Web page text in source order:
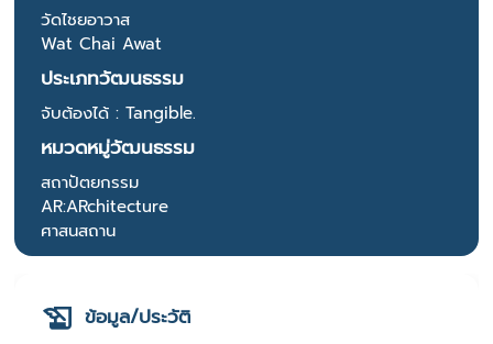
วัดไชยอาวาส
Wat Chai Awat
ประเภทวัฒนธรรม
จับต้องได้ : Tangible.
หมวดหมู่วัฒนธรรม
สถาปัตยกรรม
AR:ARchitecture
ศาสนสถาน
ข้อมูล/ประวัติ